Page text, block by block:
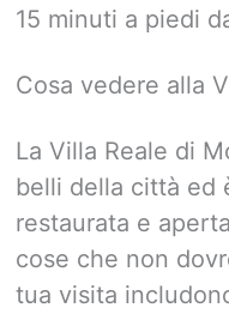
15 minuti a piedi
Cosa vedere alla
La Villa Reale di
belli della città ed
restaurata e
cose che non
tua visita